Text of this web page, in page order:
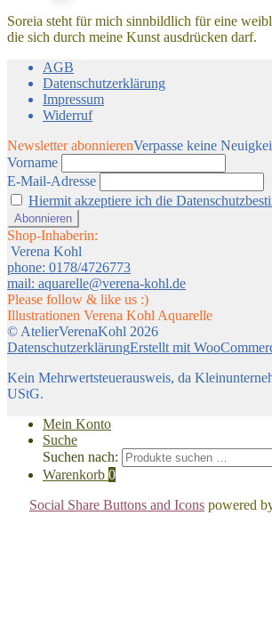
Soreia steht für mich sinnbildlich für eine
die sich durch meine Kunst ausdrücken darf.
AGB
Datenschutzerklärung
Impressum
Widerruf
Newsletter abonnierenVerpasse keine
Vorname
E-Mail-Adresse
Hiermit akzeptiere ich die
Shop-Inhaberin:
Verena Kohl
phone: 0178/4726773
mail: aquarelle@verena-kohl.de
Please follow & like us :)
Illustrationen Verena Kohl Aquarelle
© AtelierVerenaKohl 2026
DatenschutzerklärungErstellt mit
Kein Mehrwertsteuerausweis, da
UStG.
Mein Konto
Suche
Suchen nach:
Warenkorb 0
Social Share Buttons and Icons powered